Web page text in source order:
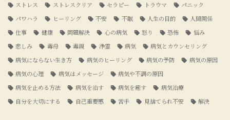
ストレス
ストレスクリア セラピー トラウマ
パニック
パワハラ
ヒーリング 不安 不眠 人生の目的
人間関係
仕事
健康 問題解決 心の病気 怒り 恐怖
悩み
悲しみ
毒母 毒親 浄霊 病気
病気とカウンセリング
病気にならない生き方
病気のヒーリング 病気の予防
病気の原因
病気の心理
病気はメッセージ
病気や不調の原因
病気を止める方法
病気を治す 病気を癒す
病気治療
自分を大切にする
自己重要感 苦手 見捨てられ不安 解決